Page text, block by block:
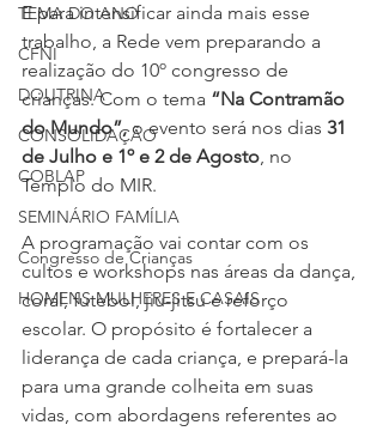
TEMA DO ANO
CFNI
DOUTRINA
CONSOLIDAÇÃO
COBLAP
SEMINÁRIO FAMÍLIA
Congresso de Crianças
HOMENS MULHERES E CASAIS
E para intensificar ainda mais esse
trabalho, a Rede vem preparando a
realização do 10º congresso de
crianças. Com o tema “Na Contramão
do Mundo”, o evento será nos dias 31
de Julho e 1º e 2 de Agosto, no
Templo do MIR.
A programação vai contar com os
cultos e workshops nas áreas da dança,
coral, futebol, jiu-jitsu e reforço
escolar. O propósito é fortalecer a
liderança de cada criança, e prepará-la
para uma grande colheita em suas
vidas, com abordagens referentes ao